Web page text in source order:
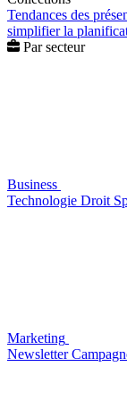
Tendances des
simplifier la
Par secteur
Business
Technologie Droit
Marketing
Newsletter